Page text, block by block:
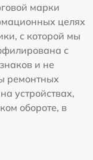
марки
целях
с которой мы
с
и не
ремонтных
устройствах,
обороте, в